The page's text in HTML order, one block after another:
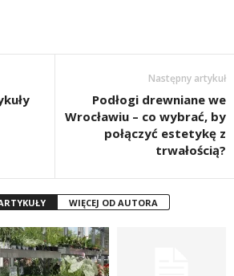
Następny artykuł
Podłogi drewniane we
Wrocławiu – co wybrać, by
połączyć estetykę z
trwałością?
WIĘCEJ OD AUTORA